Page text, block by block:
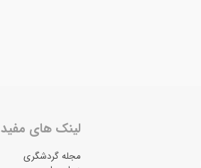
لینک های مفید
مجله گردشگری